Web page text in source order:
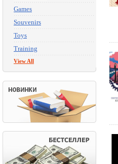
Games
Souvenirs
Toys
Training
View All